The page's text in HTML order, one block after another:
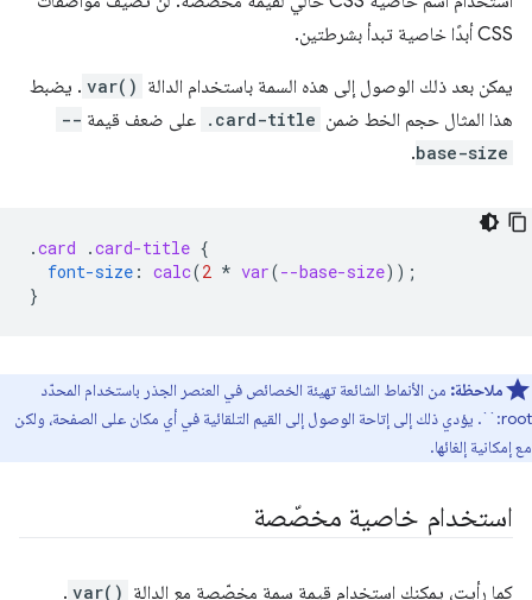
CSS أبدًا خاصية تبدأ بشرطتين.
يمكن بعد ذلك الوصول إلى هذه السمة باستخدام الدالة var() . يضبط
هذا المثال حجم الخط ضمن .card-title على ضعف قيمة --
base-size
.
.card .card-title {
font-size : calc(2 * var(--base-size));
}
ملاحظة:
`:root`. يؤدي ذلك إلى إتاحة الوصول إلى القيم التلقائية في أي مكان على الصفحة، ولكن
مع إمكانية إلغائها.
استخدام خاصية مخصّصة
كما رأيت، يمكنك استخدام قيمة سمة مخصّصة مع الدالة var()
.